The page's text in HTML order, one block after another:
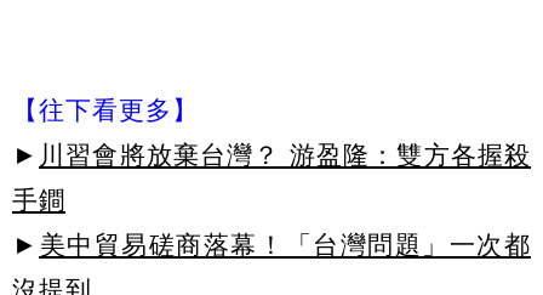
【往下看更多】
► 川習會將放棄台灣？ 游盈隆：雙方各握殺
手鐧
► 美中貿易磋商落幕！「台灣問題」一次都
沒提到